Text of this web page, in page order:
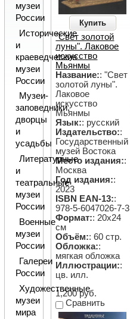
Купить
"Свет золотой
луны". Лаковое
искусство
Мьянмы
Название:: "Свет
золотой луны".
Лаковое
искусство
Мьянмы
Язык:: русский
Издательство::
Государственный
музей Востока
Место издания::
Москва
Год издания::
2023
ISBN EAN-13::
978-5-6047026-7-3
Формат:: 20х24
см
Объём:: 60 стр.
Обложка::
мягкая обложка
Иллюстрации::
цв. илл.
1,200 руб.
Сравнить
музеи
России
Исторические
и
краеведческие
музеи
России
Музеи-
заповедники,
дворцы
и
усадьбы
Литературные
и
театральные
музеи
России
Военные
музеи
России
Галереи
России
Художественные
музеи
мира